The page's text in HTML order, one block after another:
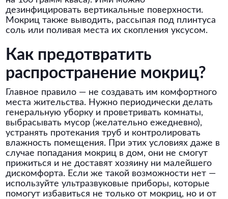
дезинфицировать вертикальные поверхности.
Мокриц также выводить, рассыпая под плинтуса
соль или поливая места их скопления уксусом.
Как предотвратить
распространение мокриц?
Главное правило — не создавать им комфортного
места жительства. Нужно периодически делать
генеральную уборку и проветривать комнаты,
выбрасывать мусор (желательно ежедневно),
устранять протекания труб и контролировать
влажность помещения. При этих условиях даже в
случае попадания мокриц в дом, они не смогут
прижиться и не доставят хозяину ни малейшего
дискомфорта. Если же такой возможности нет —
используйте ультразвуковые приборы, которые
помогут избавиться не только от мокриц, но и от